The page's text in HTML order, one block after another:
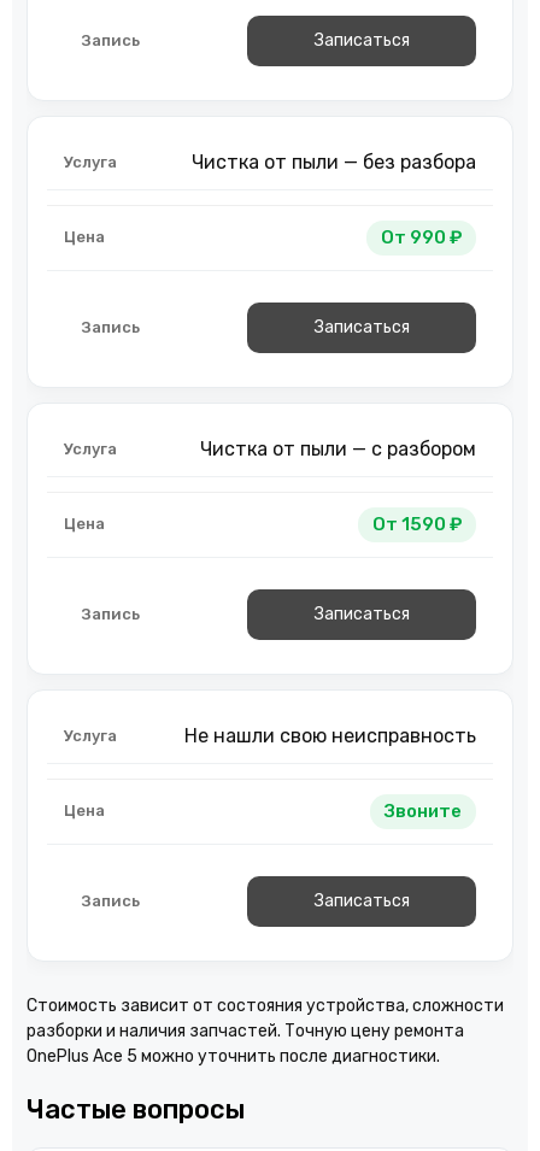
Записаться
Чистка от пыли — без разбора
От 990 ₽
Записаться
Чистка от пыли — с разбором
От 1590 ₽
Записаться
Не нашли свою неисправность
Звоните
Записаться
Стоимость зависит от состояния устройства, сложности
разборки и наличия запчастей. Точную цену ремонта
OnePlus Ace 5 можно уточнить после диагностики.
Частые вопросы